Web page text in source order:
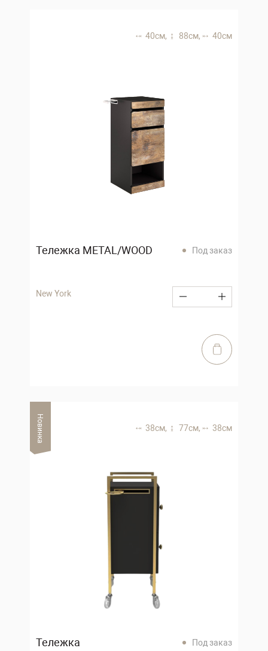
40 см, 88 см, 40 см
Тележка METAL/WOOD Под заказ
New York
Новинка 38 см, 77 см, 38 см
Тележка
Под заказ